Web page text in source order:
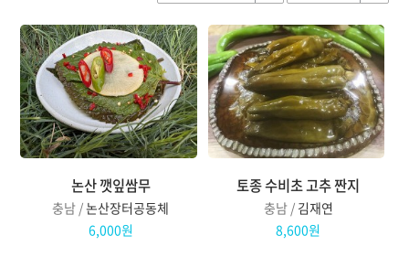
논산 깻잎쌈무
충남 /논산장터공동체
6,000원
토종 수비초 고추 짠지
충남 / 김재연
8,600원